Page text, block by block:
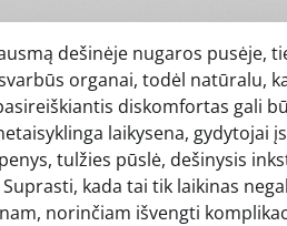
dešinėje nugaros pusėje,
organai, todėl natūralu,
diskomfortas gali
laikysena, gydytojai
tulžies pūslė, dešinysis
kada tai tik laikinas
norinčiam išvengti